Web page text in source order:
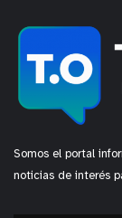
Somos el portal
noticias de interés